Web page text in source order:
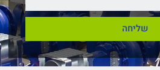
שליחה